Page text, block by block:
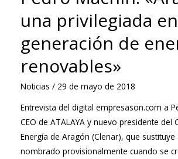
una privilegiada
generación de
renovables»
Noticias / 29 de mayo de 2018
Entrevista del digital empresason.com a
CEO de ATALAYA y nuevo presidente del
Energía de Aragón (Clenar), que sustituye
nombrado provisionalmente cuando se